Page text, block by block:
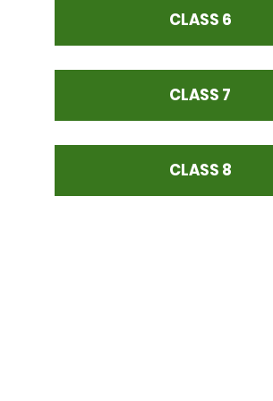
CLASS 6
CLASS 7
CLASS 8